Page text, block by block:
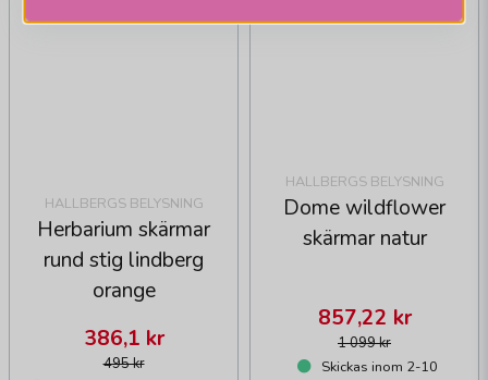
HALLBERGS BELYSNING
Herbarium skärmar
rund stig lindberg
orange
495 kr
386,1 kr
HALLBERGS BELYSNING
Dome wildflower
skärmar natur
1 099 kr
857,22 kr
Skickas inom 2-10